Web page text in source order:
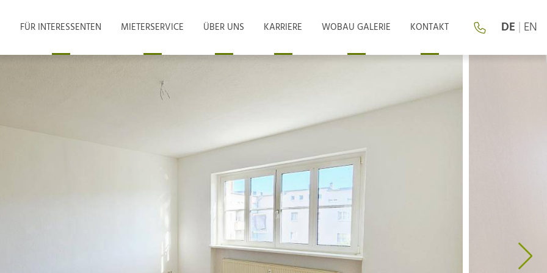
FÜR INTERESSENTEN MIETERSERVICE ÜBER UNS KARRIERE WOBAU GALERIE KONTAKT DE | EN